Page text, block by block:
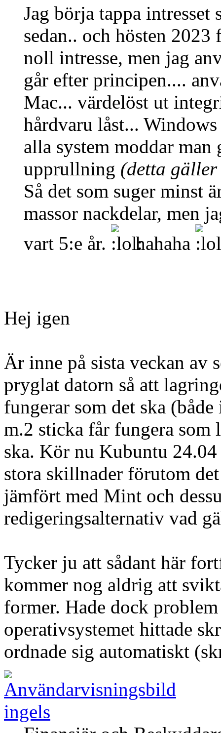
Jag börja tappa intresset
sedan.. och hösten
noll intresse, men jag
går efter principen....
Mac... värdelöst ut
hårdvaru låst...
alla system moddar
upprullning (detta
Så det som suger minst
massor nackdelar, men
vart 5:e år.
hahaha
Hej igen
Är inne på sista veckan av
pryglat datorn så att
fungerar som det ska
m.2 sticka får fungera som
ska. Kör nu Kubuntu
stora skillnader förutom
jämfört med Mint och
redigeringsalternativ vad
Tycker ju att sådant här
kommer nog aldrig att
former. Hade dock
operativsystemet hittade
ordnade sig automatiskt
ingels